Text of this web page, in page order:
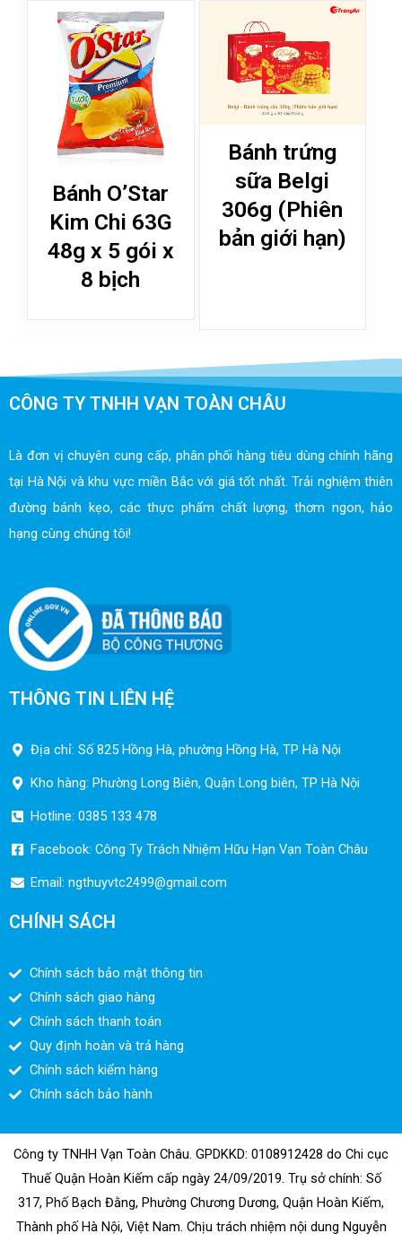
Bánh O’Star
Kim Chi 63G
48g x 5 gói x
8 bịch
Bánh trứng
sữa Belgi
306g (Phiên
bản giới hạn)
CÔNG TY TNHH VẠN TOÀN CHÂU
Là đơn vị chuyên cung cấp, phân phối hàng tiêu dùng chính hãng
tại Hà Nội và khu vực miền Bắc với giá tốt nhất. Trải nghiệm thiên
đường bánh kẹo, các thực phẩm chất lượng, thơm ngon, hảo
hạng cùng chúng tôi!
THÔNG TIN LIÊN HỆ
Địa chỉ: Số 825 Hồng Hà, phường Hồng Hà, TP Hà Nội
Kho hàng: Phường Long Biên, Quận Long biên, TP Hà Nội
Hotline: 0385 133 478
Facebook: Công Ty Trách Nhiệm Hữu Hạn Vạn Toàn Châu
Email: ngthuyvtc2499@gmail.com
CHÍNH SÁCH
Chính sách bảo mật thông tin
Chính sách giao hàng
Chính sách thanh toán
Quy định hoàn và trả hàng
Chính sách kiểm hàng
Chính sách bảo hành
Công ty TNHH Vạn Toàn Châu. GPDKKD: 0108912428 do Chi cục
Thuế Quận Hoàn Kiếm cấp ngày 24/09/2019. Trụ sở chính: Số
317, Phố Bạch Đằng, Phường Chương Dương, Quận Hoàn Kiếm,
Thành phố Hà Nội, Việt Nam. Chịu trách nhiệm nội dung Nguyễn